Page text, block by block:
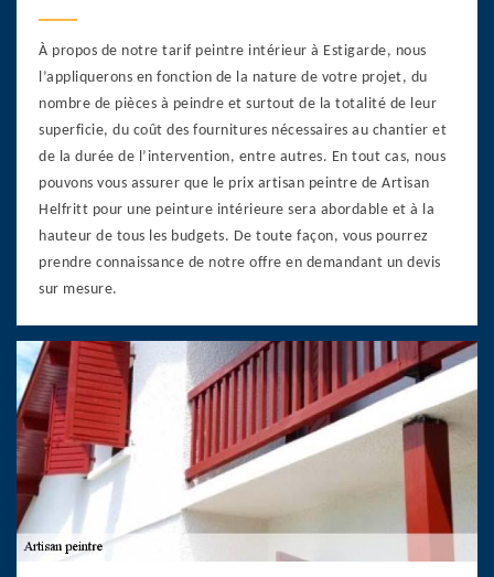
À propos de notre tarif peintre intérieur à Estigarde, nous
l’appliquerons en fonction de la nature de votre projet, du
nombre de pièces à peindre et surtout de la totalité de leur
superficie, du coût des fournitures nécessaires au chantier et
de la durée de l’intervention, entre autres. En tout cas, nous
pouvons vous assurer que le prix artisan peintre de Artisan
Helfritt pour une peinture intérieure sera abordable et à la
hauteur de tous les budgets. De toute façon, vous pourrez
prendre connaissance de notre offre en demandant un devis
sur mesure.